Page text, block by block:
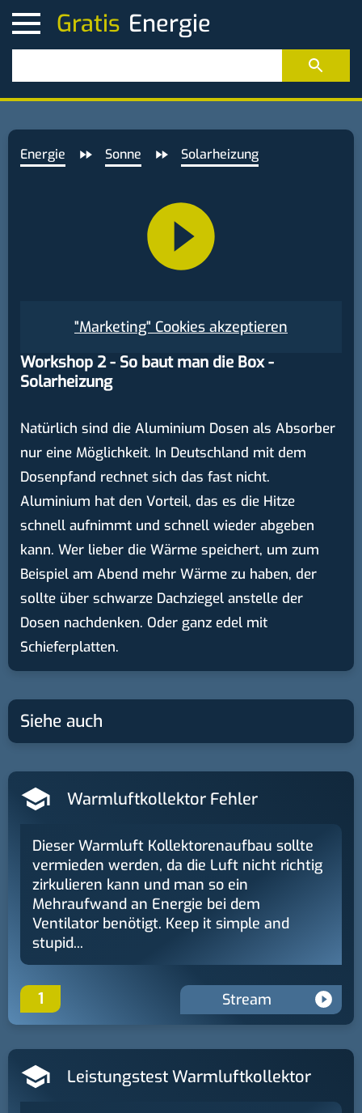
Gratis
Energie Sonne Solarheizung
"Marketing" Cookies akzeptieren
Workshop 2 - So baut man die Box -
Solarheizung
Natürlich sind die Aluminium Dosen als Absorber
nur eine Möglichkeit. In Deutschland mit dem
Dosenpfand rechnet sich das fast nicht.
Aluminium hat den Vorteil, das es die Hitze
schnell aufnimmt und schnell wieder abgeben
kann. Wer lieber die Wärme speichert, um zum
Beispiel am Abend mehr Wärme zu haben, der
sollte über schwarze Dachziegel anstelle der
Dosen nachdenken. Oder ganz edel mit
Schieferplatten.
Siehe auch
Warmluftkollektor Fehler
Dieser Warmluft Kollektorenaufbau sollte
vermieden werden, da die Luft nicht richtig
zirkulieren kann und man so ein
Mehraufwand an Energie bei dem
Ventilator benötigt. Keep it simple and
stupid...
1 Stream
Leistungstest Warmluftkollektor